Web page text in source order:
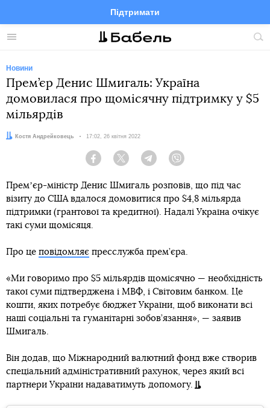
Меню
Підтримати
FacebookTelegramTwitter
Новини
Прем’єр Денис Шмигаль: Україна
домовилася про щомісячну підтримку у $5
мільярдів
Автор:Костя Андрейковець Дата:
17:02, 26 квітня 2022
Facebook Twitter Telegram
Премʼєр-міністр Денис Шмигаль розповів, що під час
візиту до США вдалося домовитися про $4,8 мільярда
підтримки (грантової та кредитної). Надалі Україна очікує
такі суми щомісяця.
Про це повідомляє пресслужба прем’єра.
«Ми говоримо про $5 мільярдів щомісячно — необхідність
такої суми підтверджена і МВФ, і Світовим банком. Це
кошти, яких потребує бюджет України, щоб виконати всі
наші соціальні та гуманітарні зобов’язання», — заявив
Шмигаль.
Він додав, що Міжнародний валютний фонд вже створив
спеціальний адміністративний рахунок, через який всі
партнери України надаватимуть допомогу.